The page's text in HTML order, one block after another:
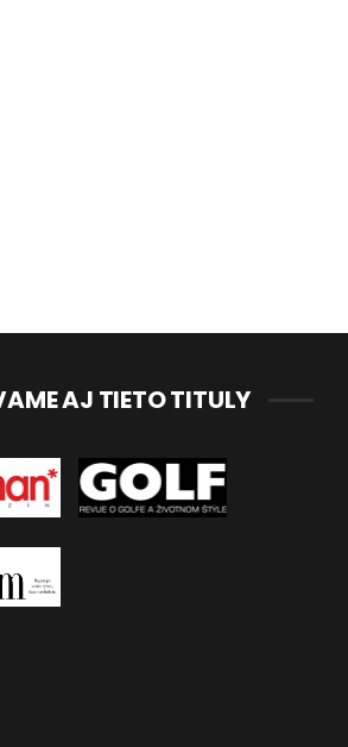
AJ TIETO TITULY